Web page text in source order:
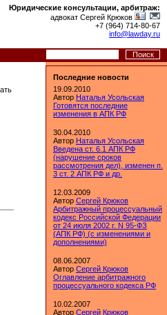
Юридические консультации, арбитраж:
адвокат Сергей Крюков
+7 (964) 714-80-67
info@lawday.ru
Последние новости
19.09.2010
Автор Наталья Усольская
Готовятся последние
изменения в АПК РФ
30.04.2010
Автор Наталья Усольская
Введена ст. 6.1 АПК РФ
(нарушение сроков
рассмотрения дел), изменен п.
3 ст. 2 АПК РФ и др.
12.03.2009
Автор Сергей Крюков
Арбитражный процессуальный
кодекс Российской Федерации
от 24 июля 2002 г. N 95-ФЗ
(АПК РФ) (с изменениями и
дополнениями)
08.06.2007
Автор Сергей Крюков
Оглавление арбитражного
процессуального кодекса РФ
10.02.2007
Автор Сергей Крюков